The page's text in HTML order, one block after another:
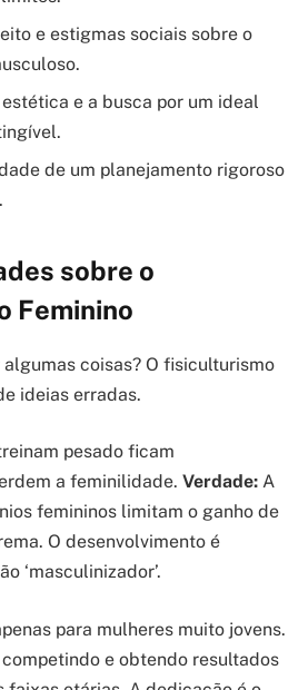
e estigmas sociais sobre o
estética e a busca por um ideal
de um planejamento rigoroso
sobre o
Feminino
coisas? O fisiculturismo
ideias erradas.
pesado ficam
a feminilidade. Verdade: A
femininos limitam o ganho de
O desenvolvimento é
‘masculinizador’.
para mulheres muito jovens.
e obtendo resultados